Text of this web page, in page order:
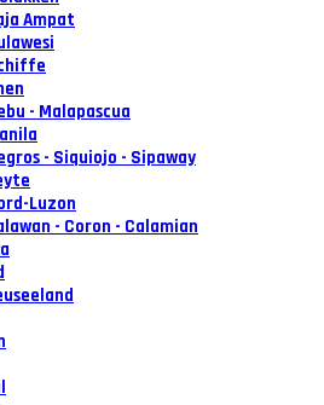
Ampat
- Malapascua
- Siquiojo - Sipaway
Luzon
- Coron - Calamian